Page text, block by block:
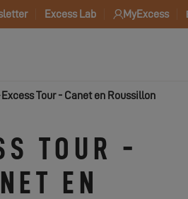
Excess Lab MyExcess
Excess Tour - Canet en Roussillon
TOUR -
EN